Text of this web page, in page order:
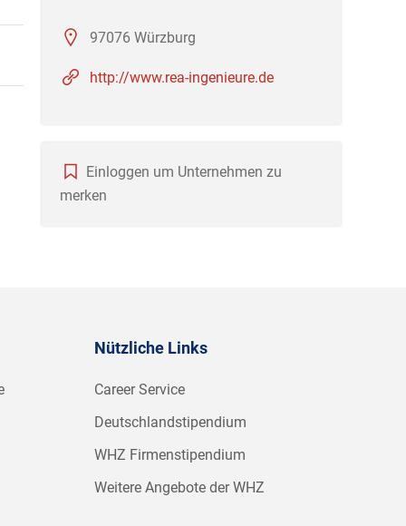
97076 Würzburg
http://www.rea-ingenieure.de
Einloggen um Unternehmen zu
merken
Nützliche Links
Career Service
Deutschlandstipendium
WHZ Firmenstipendium
Weitere Angebote der WHZ